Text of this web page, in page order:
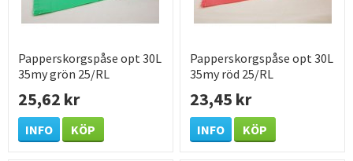
Papperskorgspåse opt 30L
35my grön 25/RL
25,62 kr
INFO KÖP
Papperskorgspåse opt 30L
35my röd 25/RL
23,45 kr
INFO KÖP